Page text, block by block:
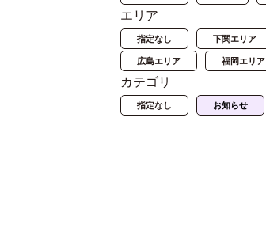
エリア
指定なし 下関エリア
広島エリア 福岡エリア
カテゴリ
指定なし お知らせ